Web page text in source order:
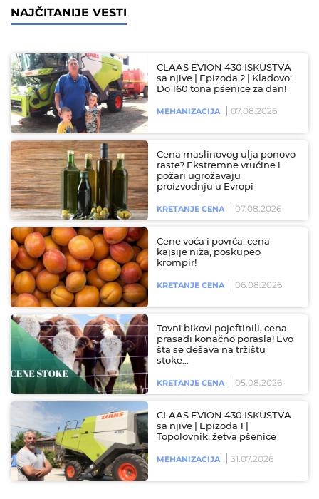
NAJČITANIJE VESTI
CLAAS EVION 430 ISKUSTVA
sa njive | Epizoda 2 | Kladovo:
Do 160 tona pšenice za dan!
MEHANIZACIJA 07.08.2026
Cena maslinovog ulja ponovo
raste? Ekstremne vrućine i
požari ugrožavaju
proizvodnju u Evropi
KRETANJE CENA 07.08.2026
Cene voća i povrća: cena
kajsije niža, poskupeo
krompir!
KRETANJE CENA 06.08.2026
Tovni bikovi pojeftinili, cena
prasadi konačno porasla! Evo
šta se dešava na tržištu
stoke…
KRETANJE CENA 05.08.2026
CLAAS EVION 430 ISKUSTVA
sa njive | Epizoda 1 |
Topolovnik, žetva pšenice
MEHANIZACIJA 31.07.2026